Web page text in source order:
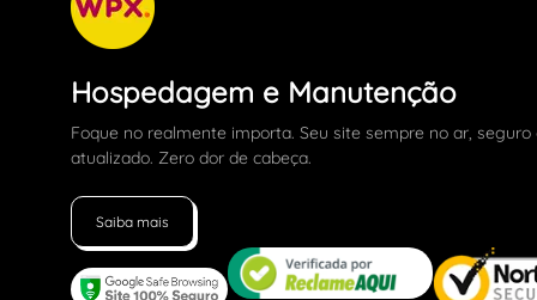
Hospedagem e Manutenção
Foque no realmente importa. Seu site sempre no ar, seguro
atualizado. Zero dor de cabeça.
Saiba mais